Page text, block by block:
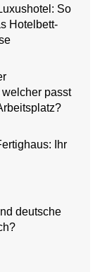
So
Hotelbett-
passt
Ihr
deutsche